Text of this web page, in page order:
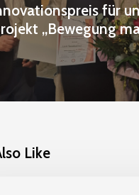
für
„Bewegung
Like